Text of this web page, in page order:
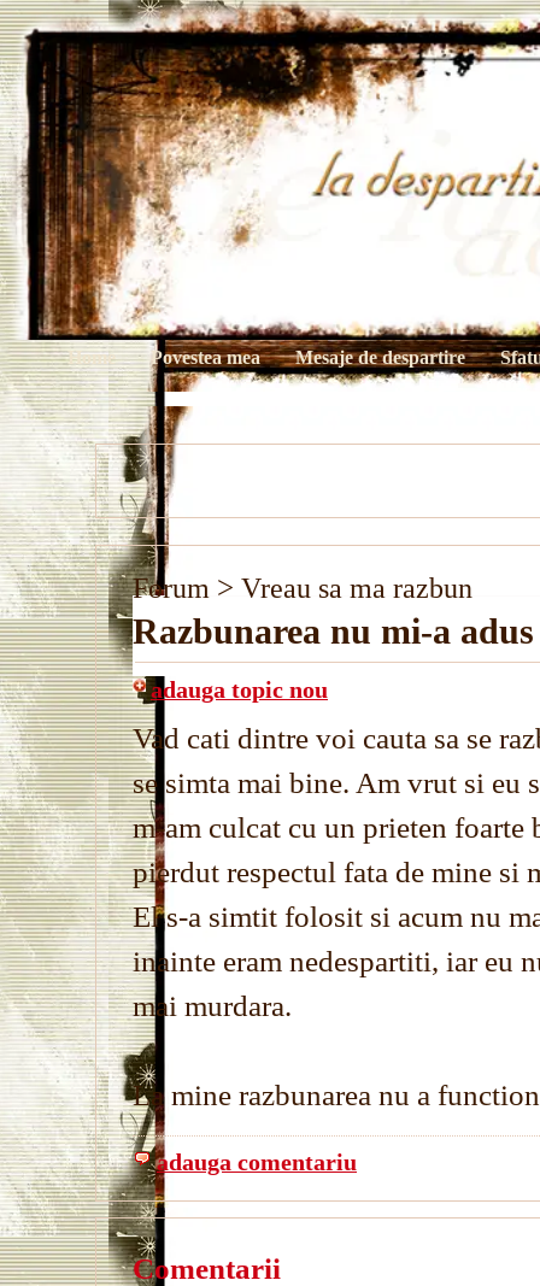
Home Povestea mea Mesaje de despartire
Forum > Vreau sa ma razbun
Razbunarea nu mi-a
adauga topic nou
Vad cati dintre voi cauta sa se
se simta mai bine. Am vrut si eu
m-am culcat cu un prieten
pierdut respectul fata de mine si
El s-a simtit folosit si acum nu
inainte eram nedespartiti, iar eu
mai murdara.
La mine razbunarea nu a
adauga comentariu
Comentarii